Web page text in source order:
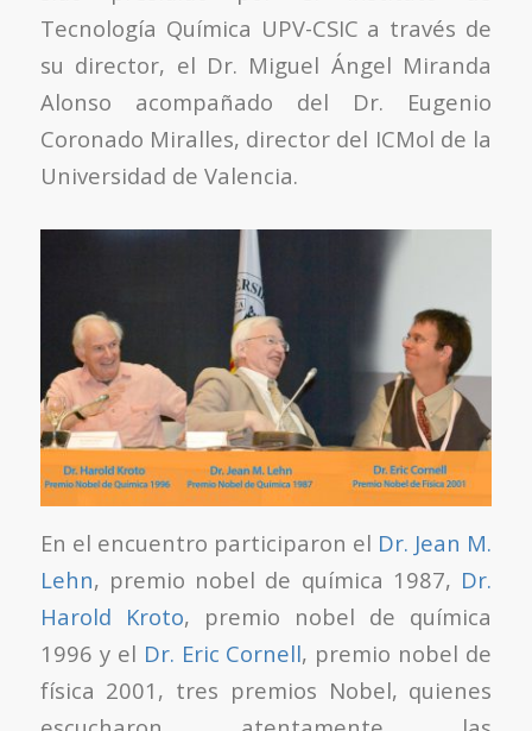
Tecnología Química UPV-CSIC a través de
su director, el Dr. Miguel Ángel Miranda
Alonso acompañado del Dr. Eugenio
Coronado Miralles, director del ICMol de la
Universidad de Valencia.
En el encuentro participaron el Dr. Jean M.
Lehn, premio nobel de química 1987, Dr.
Harold Kroto, premio nobel de química
1996 y el Dr. Eric Cornell, premio nobel de
física 2001, tres premios Nobel, quienes